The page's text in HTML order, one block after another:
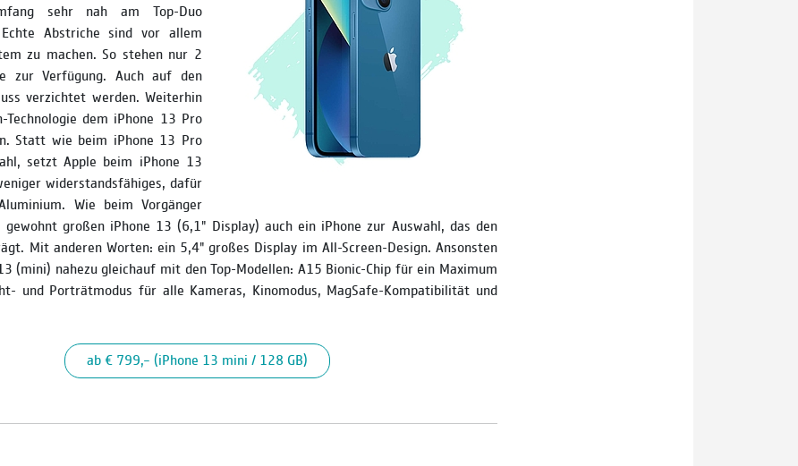
sehr nah am Top-Duo
Abstriche sind vor allem
zu machen. So stehen nur 2
zur Verfügung. Auch auf den
verzichtet werden. Weiterhin
dem iPhone 13 Pro
Statt wie beim iPhone 13 Pro
setzt Apple beim iPhone 13
wider­standsfähiges, dafür
Wie beim Vorgänger
großen iPhone 13 (6,1" Display) auch ein iPhone zur Auswahl, das den
Mit anderen Worten: ein 5,4" großes Display im All-Screen-Design. Ansonsten
(mini) nahezu gleichauf mit den Top-Modellen: A15 Bionic-Chip für ein Maximum
und Porträtmodus für alle Kameras, Kinomodus, MagSafe-Kompatibilität und
ab € 799,– (iPhone 13 mini / 128 GB)